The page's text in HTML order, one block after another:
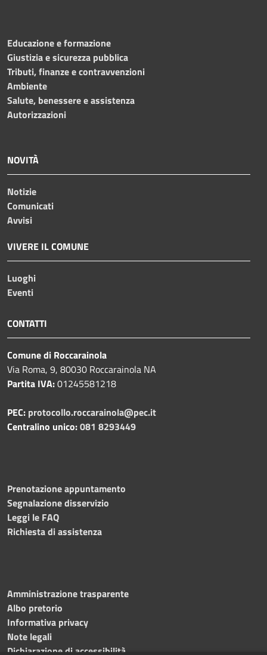
Educazione e formazione
Giustizia e sicurezza pubblica
Tributi, finanze e contravvenzioni
Ambiente
Salute, benessere e assistenza
Autorizzazioni
NOVITÀ
Notizie
Comunicati
Avvisi
VIVERE IL COMUNE
Luoghi
Eventi
CONTATTI
Comune di Roccarainola
Via Roma, 9, 80030 Roccarainola NA
Partita IVA:01245581218
PEC: protocollo.roccarainola@pec.it
Centralino unico:081 8293449
Prenotazione appuntamento
Segnalazione disservizio
Leggi le FAQ
Richiesta di assistenza
Amministrazione trasparente
Albo pretorio
Informativa privacy
Note legali
Dichiarazione di accessibilità